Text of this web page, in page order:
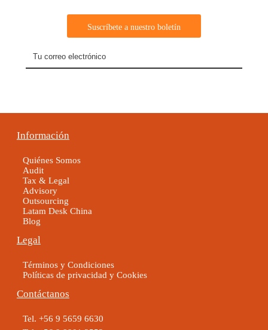
Información
Quiénes Somos
Audit
Tax & Legal
Advisory
Outsourcing
Latam Desk China
Blog
Legal
Términos y Condiciones
Políticas de privacidad y Cookies
Contáctanos
Tel. +56 9 5659 6630